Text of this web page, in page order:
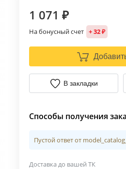
1 071 ₽
На бонусный счет + 32 ₽
В закладки
Способы получения
Пустой ответ от
Доставка до вашей ТК